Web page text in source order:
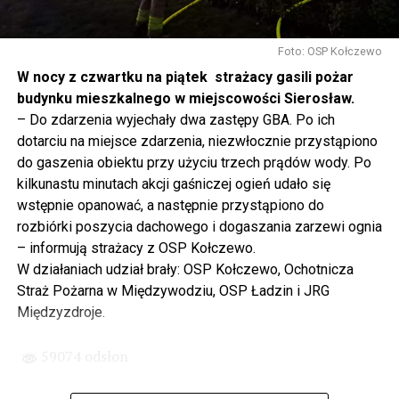
Gdyby nie determinacja rządu Prawa i Sprawiedliwości,
to tunel pod Świną do dzisiaj byłby w sferze
projektowania i dyskusji. Ważny tutaj był wkład
samorządu, ale to rząd PiS podjął w tej sprawie
najważniejsze decyzje. Powstał dzięki ogromnej
determinacji rządu najpierw Pani Premier Beaty Szydło,
a następnie Pana Premiera Mateusza Morawieckiego.
Chciałbym podziękować Panu Premierowi za to jak
osobiście pilnował powstania tej inwestycji. Cieszymy
się, że turyści również korzystają z tunelu, cieszymy się,
że wśród tych 4 milionów samochodów, które
przejechały już otwartym tunelem w Świnoujściu,
przyjechało tutaj do nas tak wielu turystów z zagranicy
– powiedział Wiceprezes PiS Joachim Brudziński w
zainwestowano ogromne pieniądze w modernizację
Foto: OSP Kołczewo
W nocy z czwartku na piątek strażacy gasili pożar
budynku mieszkalnego w miejscowości Sierosław.
– Do zdarzenia wyjechały dwa zastępy GBA. Po ich
dotarciu na miejsce zdarzenia, niezwłocznie przystąpiono
do gaszenia obiektu przy użyciu trzech prądów wody. Po
kilkunastu minutach akcji gaśniczej ogień udało się
wstępnie opanować, a następnie przystąpiono do
rozbiórki poszycia dachowego i dogaszania zarzewi ognia
– informują strażacy z OSP Kołczewo.
W działaniach udział brały: OSP Kołczewo, Ochotnicza
Straż Pożarna w Międzywodziu, OSP Ładzin i JRG
Międzyzdroje.